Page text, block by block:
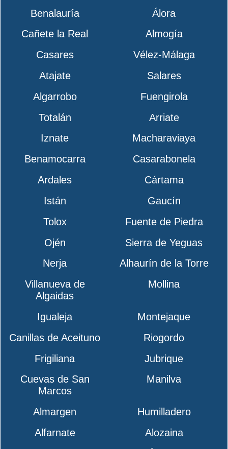
Benalauría
Álora
Cañete la Real
Almogía
Casares
Vélez-Málaga
Atajate
Salares
Algarrobo
Fuengirola
Totalán
Arriate
Iznate
Macharaviaya
Benamocarra
Casarabonela
Ardales
Cártama
Istán
Gaucín
Tolox
Fuente de Piedra
Ojén
Sierra de Yeguas
Nerja
Alhaurín de la Torre
Villanueva de
Algaidas
Mollina
Igualeja
Montejaque
Canillas de Aceituno
Riogordo
Frigiliana
Jubrique
Cuevas de San
Marcos
Manilva
Almargen
Humilladero
Alfarnate
Alozaina